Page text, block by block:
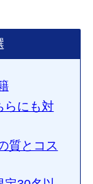
らにも対
質とコス